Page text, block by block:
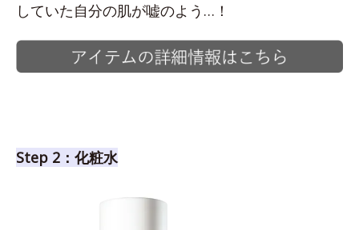
していた自分の肌が嘘のよう…！
Step 2：化粧水